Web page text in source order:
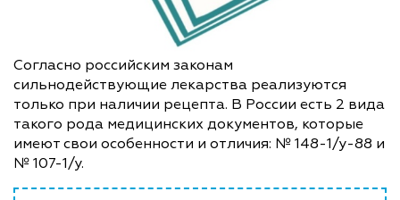
Согласно российским законам
сильнодействующие лекарства реализуются
только при наличии рецепта. В России есть 2 вида
такого рода медицинских документов, которые
имеют свои особенности и отличия: № 148-1/у-88 и
№ 107-1/у.